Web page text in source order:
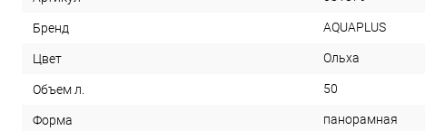
Бренд AQUAPLUS
Цвет Ольха
Объем л. 50
Форма панорамная